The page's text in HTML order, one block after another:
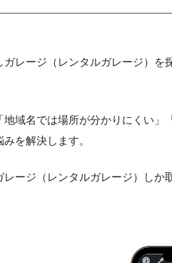
ガレージ（レンタルガレージ）
地域名では場所が分かりにくい
を解決します。
レージ（レンタルガレージ）し